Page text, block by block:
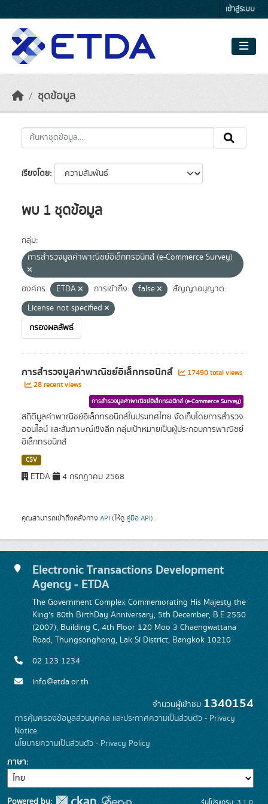
เข้าสู่ระบบ
ชุดข้อมูล
เรียงโดย
พบ 1 ชุดข้อมูล
กลุ่ม:
การสำรวจมูลค่าพาณิชย์อิเล็กทรอนิกส์ (e-Commerce Survey)
องค์กร: ETDA การเข้าถึง: false
สัญญาอนุญาต:
License not specified
กรองผลลัพธ์
การสำรวจมูลค่าพาณิชย์อิเล็กทรอนิกส์
17490 total views
28 recent views
การสำรวจมูลค่าพาณิชย์อิเล็กทรอนิกส์ (e-Commerce Survey)
สถิติมูลค่าพาณิชย์อิเล็กทรอนิกส์ในประเทศไทย จัดเก็บโดยการสำรวจ
ออนไลน์ และสัมภาษณ์เชิงลึก กลุ่มเป้าหมายเป็นผู้ประกอบการพาณิชย์
อิเล็กทรอนิกส์
CSV
ETDA 4 กรกฎาคม 2568
คุณสามารถเข้าถึงคลังทาง API (ให้ดู คู่มือ API).
Electronic Transactions Development
Agency - ETDA
The Government Complex Commemorating His Majesty the
King's 80th BirthDay Anniversary, 5th December, B.E.2550
(2007), Building C, 4th Floor 120 Moo 3 Chaengwattana
Road, Thungsonghong, Lak Si District, Bangkok 10210
02 123 1234
info@etda.or.th
จำนวนผู้เข้าชม 1340154
การคุ้มครองข้อมูลส่วนบุคคล และประกาศความเป็นส่วนตัว - Privacy
Notice
นโยบายความเป็นส่วนตัว - Privacy Policy
ภาษา
Powered by: